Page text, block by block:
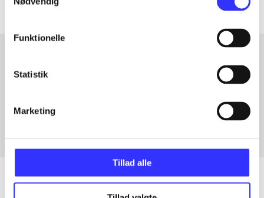
Funktionelle
Statistik
Marketing
Tillad alle
Artikler med samme emner